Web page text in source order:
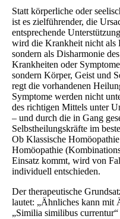
Statt körperliche oder
ist es zielführender, die
entsprechende
wird die Krankheit nicht als
sondern als Disharmonie
Krankheiten oder
sondern Körper, Geist und
regt die vorhandenen
Symptome werden nicht
des richtigen Mittels unter
– und durch die in Gang
Selbstheilungskräfte im
Ob Klassische
Homöopathie
Einsatz kommt, wird von
individuell entschieden.
Der therapeutische
lautet: „Ähnliches kann mit
„Similia similibus